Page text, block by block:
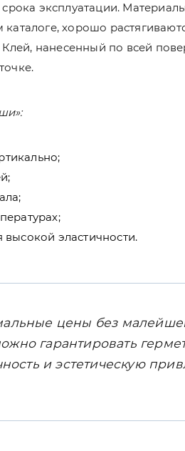
эксплуатации.
хорошо
нанесенный по всей
высокой эластичности.
цены без
гарантировать
и эстетическую